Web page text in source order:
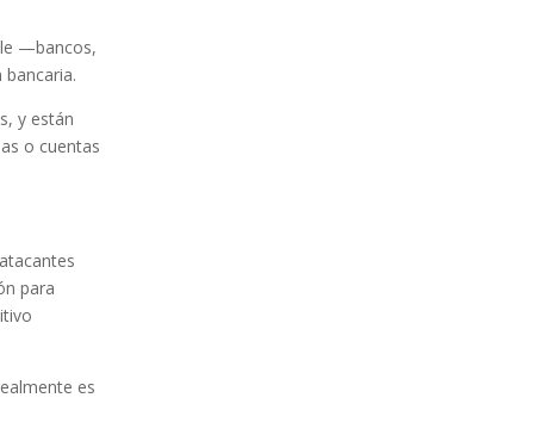
—bancos,
y están
o cuentas
para
es